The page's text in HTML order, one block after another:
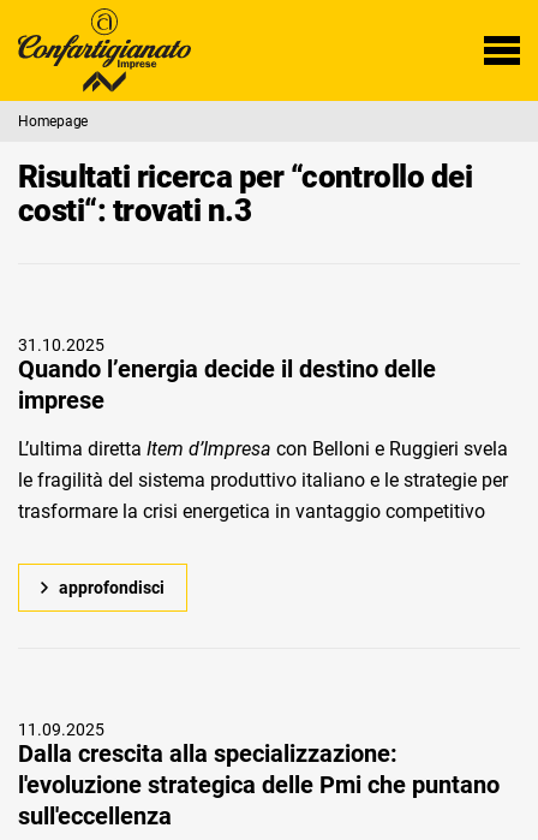
Homepage
Risultati ricerca per “controllo dei
costi“: trovati n.3
31.10.2025
Quando l’energia decide il destino delle
imprese
L’ultima diretta Item d’Impresa con Belloni e Ruggieri svela
le fragilità del sistema produttivo italiano e le strategie per
trasformare la crisi energetica in vantaggio competitivo
approfondisci
11.09.2025
Dalla crescita alla specializzazione:
l'evoluzione strategica delle Pmi che puntano
sull'eccellenza